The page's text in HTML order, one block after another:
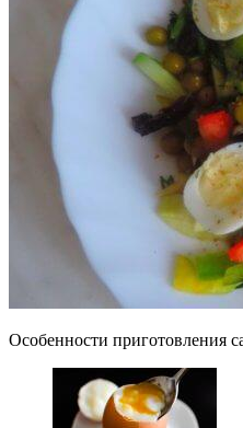
Особенности приготовления